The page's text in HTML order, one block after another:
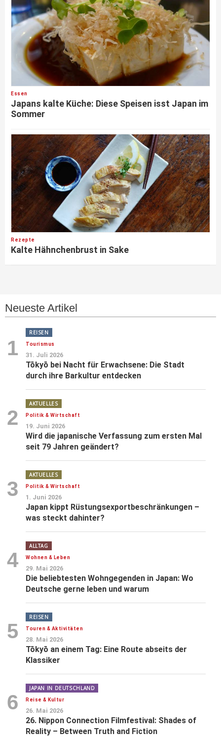
Essen
Japans kalte Küche: Diese Speisen isst Japan im
Sommer
Rezepte
Kalte Hähnchenbrust in Sake
Neueste Artikel
1
REISEN
Tourismus
31. Juli 2026
Tōkyō bei Nacht für Erwachsene: Die Stadt
durch ihre Barkultur entdecken
2
AKTUELLES
Politik & Wirtschaft
19. Juni 2026
Wird die japanische Verfassung zum ersten Mal
seit 79 Jahren geändert?
3
AKTUELLES
Politik & Wirtschaft
1. Juni 2026
Japan kippt Rüstungsexportbeschränkungen –
was steckt dahinter?
4
ALLTAG
Wohnen & Leben
29. Mai 2026
Die beliebtesten Wohngegenden in Japan: Wo
Deutsche gerne leben und warum
5
REISEN
Touren & Aktivitäten
28. Mai 2026
Tōkyō an einem Tag: Eine Route abseits der
Klassiker
6
JAPAN IN DEUTSCHLAND
Reise & Kultur
26. Mai 2026
26. Nippon Connection Filmfestival: Shades of
Reality – Between Truth and Fiction